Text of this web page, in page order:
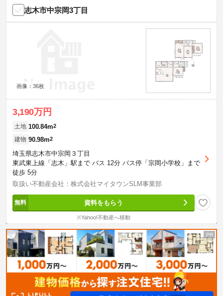
志木市中宗岡3丁目
画像：36枚
3,190万円
土地 100.84m2
建物 90.98m2
埼玉県志木市中宗岡３丁目
東武東上線「志木」駅まで バス 12分 バス停「宗岡小学校」まで
徒歩 5分
取扱い不動産会社：株式会社マイタウンSLM事業部
資料をもらう
※Yahoo!不動産へ移動